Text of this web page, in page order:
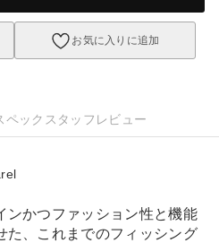
お気に入りに追加
ペック スタッフレビュー
ンかつファッション性と機能
た、これまでのフィッシング